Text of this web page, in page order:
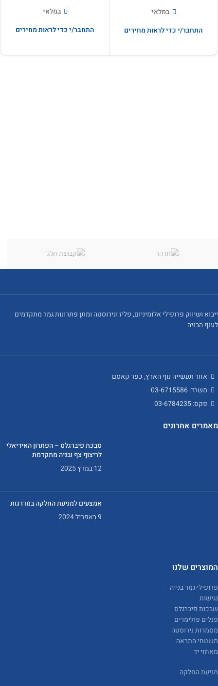
במלאי
התחבר/י כדי לראות מחירים
במלאי
התחבר/י כדי לראות מחירים
ייבוא ושיווק פרופילי אלומיניום, פליז ונירוסטה ומתן פתרונות גמר מתקדמים
לענף הבניה
אזור תעשייה נוף הארץ, כפר קאסם
משרד: 03-6715586
פקס: 03-6784235
מאמרים אחרונים
סבכת פיברגלס – הפתרון האידיאלי
לריצוף צף ובניה מתקדמת
12 במרץ 2025
אמצעים למניעת החלקה במדרגות
9 באפריל 2024
המוצרים שלנו
פרופילי גמר בנייה
נגישות
שבכות פיברגלס
פנלים פולימרים
מסמרות נירוסטה
משטחי התראה
מאחזי יד
מניעת החלקה